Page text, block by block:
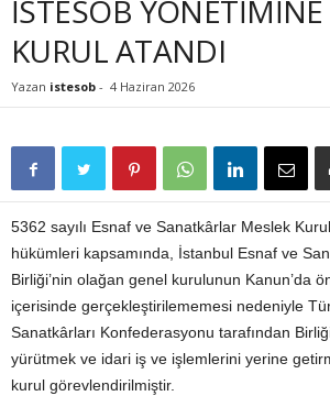
İSTESOB
KURUL ATANDI
Yazan istesob - 4 Haziran 2026
5362 sayılı Esnaf ve Sanatkârlar Meslek
hükümleri kapsamında, İstanbul Esnaf ve
Birliği’nin olağan genel kurulunun Kanun’da
içerisinde gerçekleştirilememesi nedeniyle
Sanatkârları Konfederasyonu tarafından
yürütmek ve idari iş ve işlemlerini yerine
kurul görevlendirilmiştir.